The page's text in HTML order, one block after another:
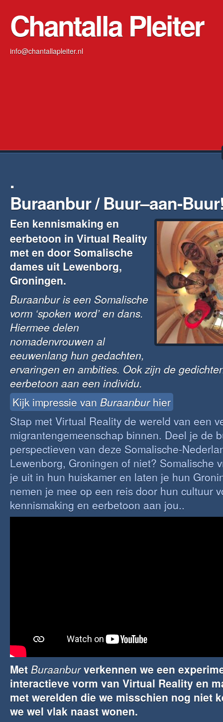
Chantalla Pleiter
info@chantallapleiter.nl
.
Buraanbur / Buur–aan-
Een kennismaking en
eerbetoon in Virtual Reality
met en door Somalische
dames uit Lewenborg,
Groningen.
Buraanbur is een Somalische
vorm ‘spoken word’ en dans.
Hiermee delen
nomadenvrouwen al
eeuwenlang hun gedachten,
ervaringen en ambities. Ook zijn de
eerbetoon aan een individu.
Kijk impressie van Buraanburhier
Stap met Virtual Reality de wereld van een
migrantengemeenschap binnen. Deel je de
perspectieven van deze Somalische-
Lewenborg, Groningen of niet? Somalische
je uit in hun huiskamer en laten je hun
nemen je mee op een reis door hun cultuur
kennismaking en eerbetoon aan jou..
Met Buraanburverkennen we een
interactieve vorm van Virtual Reality en
met werelden die we misschien nog niet
we wel vlak naast wonen.